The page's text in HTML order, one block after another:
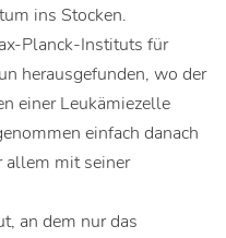
ins Stocken.
Planck-Instituts für
herausgefunden, wo der
einer Leukämiezelle
einfach danach
allem mit seiner
an dem nur das